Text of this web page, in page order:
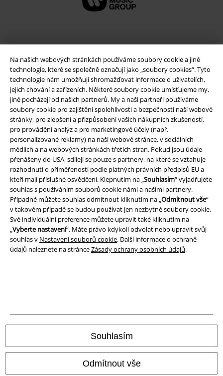
Na našich webových stránkách používáme soubory cookie a jiné
technologie, které se společně označují jako „soubory cookies“. Tyto
technologie nám umožňují shromažďovat informace o uživatelích,
jejich chování a zařízeních. Některé soubory cookie umísťujeme my,
jiné pocházejí od našich partnerů. My a naši partneři používáme
soubory cookie pro zajištění spolehlivosti a bezpečnosti naší webové
stránky, pro zlepšení a přizpůsobení vašich nákupních zkušeností,
pro provádění analýz a pro marketingové účely (např.
personalizované reklamy) na naší webové stránce, v sociálních
médiích a na webových stránkách třetích stran. Pokud jsou údaje
přenášeny do USA, sdílejí se pouze s partnery, na které se vztahuje
rozhodnutí o přiměřenosti podle platných právních předpisů EU a
kteří mají příslušné osvědčení. Klepnutím na „Souhlasím“ vyjadřujete
souhlas s používáním souborů cookie námi a našimi partnery.
Případně můžete souhlas odmítnout kliknutím na „Odmítnout vše“ -
v takovém případě se budou používat jen nezbytné soubory cookie.
Své individuální preference můžete upravit také kliknutím na
„Vyberte nastavení“. Máte právo kdykoli odvolat nebo upravit svůj
souhlas v Nastavení souborů cookie. Další informace o ochraně
údajů naleznete na stránceZásady ochrany osobních údajů.
Souhlasím
Odmítnout vše
Právní informace
Podmínky
Prohlášení
Ochrana osobních údajů
Likvidace odpadu a ochrana životního prostředí
Prohlášení o shodě
Informace o přístupnosti